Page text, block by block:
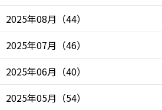
2025年08月 （44）
2025年07月 （46）
2025年06月 （40）
2025年05月 （54）